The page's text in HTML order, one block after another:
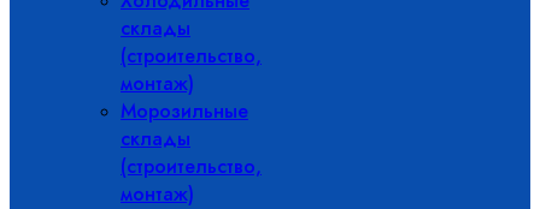
склады
(строительство,
монтаж)
Морозильные
склады
(строительство,
монтаж)